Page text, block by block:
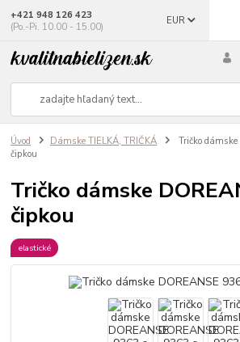
EUR
+421 948 126 423
(Po.-Pi. 10.00 - 15.00)
Úvod Dámske TIELKÁ, TRIČKÁ
Tričko
čipkou
Tričko dámske
čipkou
elastické